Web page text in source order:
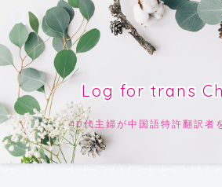
Log for trans
40代主婦が中国語特許翻訳者